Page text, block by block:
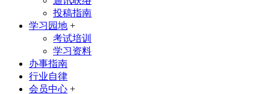
投稿指南
学习园地 +
考试培训
学习资料
办事指南
行业自律
会员中心 +